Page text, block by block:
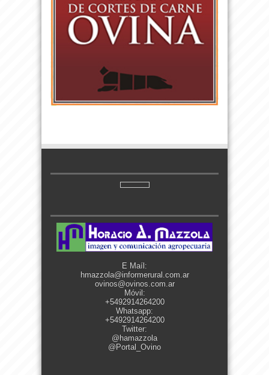
E Maíl:
hmazzola@informerural.com.ar
ovinos@ovinos.com.ar
Móvil:
+5492914264200
Whatsapp:
+5492914264200
Twitter:
@hamazzola
@Portal_Ovino